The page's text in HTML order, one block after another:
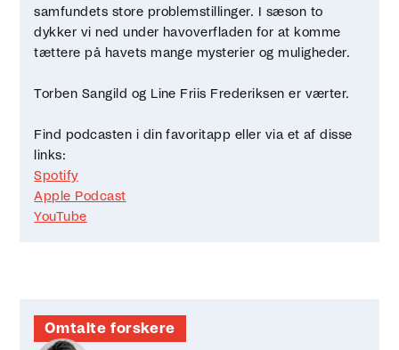
samfundets store problemstillinger. I sæson to
dykker vi ned under havoverfladen for at komme
tættere på havets mange mysterier og muligheder.
Torben Sangild og Line Friis Frederiksen er værter.
Find podcasten i din favoritapp eller via et af disse
links:
Spotify
Apple Podcast
YouTube
Omtalte forskere